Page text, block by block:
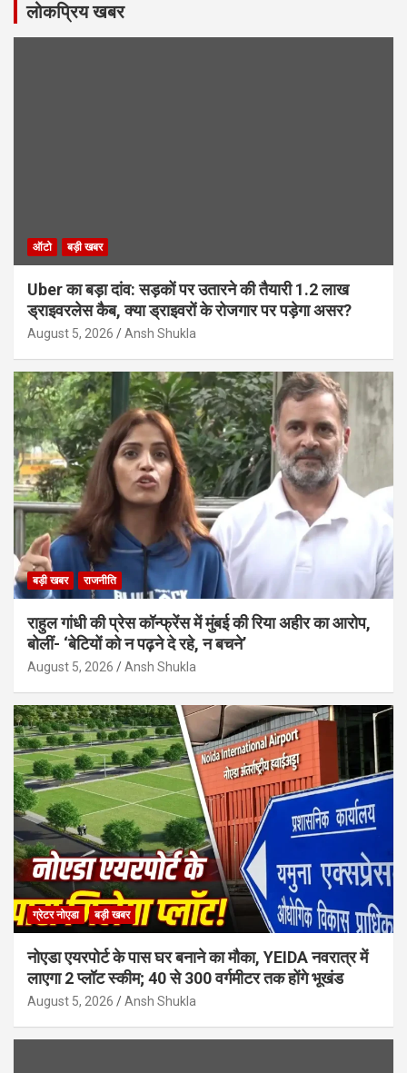
लोकप्रिय खबर
ऑटो बड़ी खबर
Uber का बड़ा दांव: सड़कों पर उतारने की तैयारी 1.2 लाख
ड्राइवरलेस कैब, क्या ड्राइवरों के रोजगार पर पड़ेगा असर?
August 5, 2026 Ansh Shukla
बड़ी खबर राजनीति
राहुल गांधी की प्रेस कॉन्फ्रेंस में मुंबई की रिया अहीर का आरोप,
बोलीं- ‘बेटियों को न पढ़ने दे रहे, न बचने’
August 5, 2026 Ansh Shukla
ग्रेटर नोएडा बड़ी खबर
नोएडा एयरपोर्ट के पास घर बनाने का मौका, YEIDA नवरात्र में
लाएगा 2 प्लॉट स्कीम; 40 से 300 वर्गमीटर तक होंगे भूखंड
August 5, 2026 Ansh Shukla